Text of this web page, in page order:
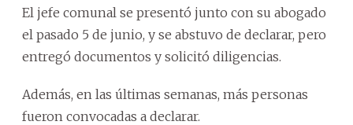
El jefe comunal se presentó junto con su abogado
el pasado 5 de junio, y se abstuvo de declarar, pero
entregó documentos y solicitó diligencias.
Además, en las últimas semanas, más personas
fueron convocadas a declarar.